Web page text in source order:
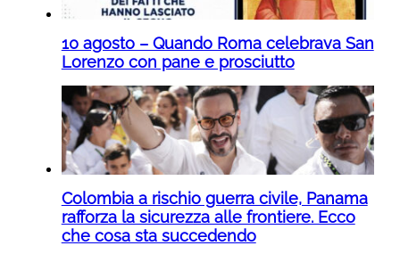
10 agosto – Quando Roma celebrava San
Lorenzo con pane e prosciutto
Colombia a rischio guerra civile, Panama
rafforza la sicurezza alle frontiere. Ecco
che cosa sta succedendo